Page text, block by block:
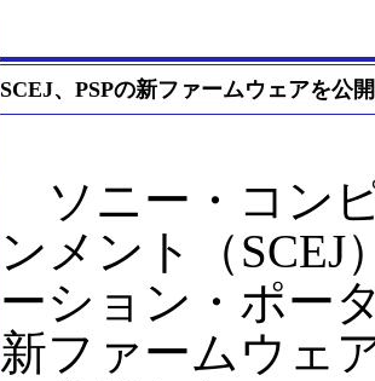
SCEJ、PSPの新ファームウェアを公
ソニー・コン
ンメント（
ーション・ポー
新ファームウェ